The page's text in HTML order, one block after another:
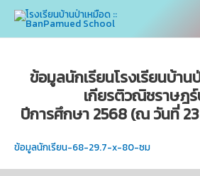
Skip
content
ข้อมูลนักเรียนโรงเรียนบ้าน
เกียรติวณิชราษฎ
ปีการศึกษา 2568(ณ วันที่
ข้อมูลนักเรียน-68-29.7-x-80-ซม